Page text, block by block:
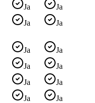
Ja
Ja
Ja
Ja
Ja
Ja
Ja
Ja
Ja
Ja
Ja
Ja